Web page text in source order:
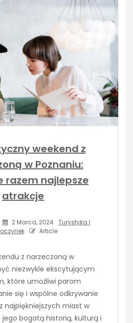
weekend z
w Poznaniu:
razem najlepsze
atrakcje
2 Marca, 2024
Turystyka I
Article
z narzeczoną w
niezwykle ekscytującym
które umożliwi parom
się i wspólne odkrywanie
najpiękniejszych miast w
jego bogatą historią, kulturą i